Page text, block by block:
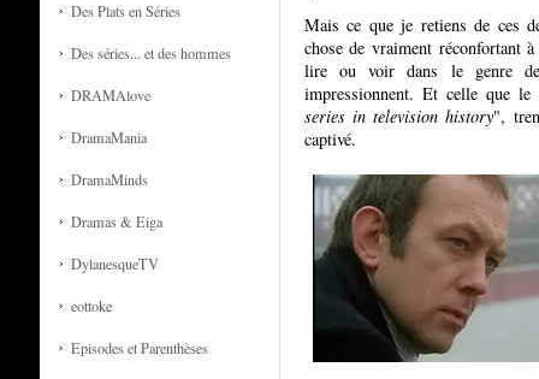
Des Plats en Séries
Des séries... et des hommes
DRAMAlove
DramaMania
DramaMinds
Dramas & Eiga
DylanesqueTV
eottoke
Episodes et Parenthèses
Mais ce que je retiens de ces
chose de vraiment réconfortant
lire ou voir dans le genre
impressionnent. Et celle que le
series in television history", t
captivé.